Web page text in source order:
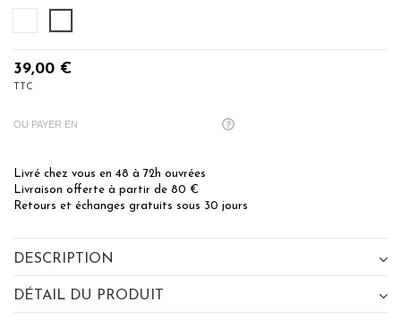
39,00 €
TTC
OU PAYER EN
Livré chez vous en 48 à 72h ouvrées
Livraison offerte à partir de 80 €
Retours et échanges gratuits sous 30 jours
DESCRIPTION
DÉTAIL DU PRODUIT